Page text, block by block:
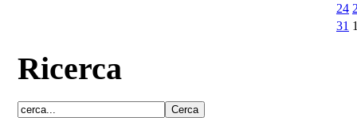
24
31
Ricerca